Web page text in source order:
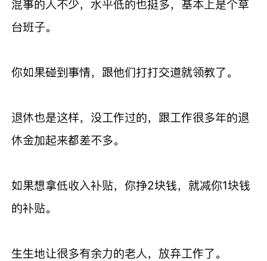
混事的人不少，水平低的也挺多，基本上是个草
台班子。
你如果碰到事情，跟他们打打交道就领教了。
退休也是这样，没工作过的，跟工作很多年的退
休金加起来都差不多。
如果想拿低收入补贴，你挣2块钱，就减你1块钱
的补贴。
生生地让很多有余力的老人，放弃工作了。